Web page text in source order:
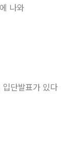
나와
단발표가 있다